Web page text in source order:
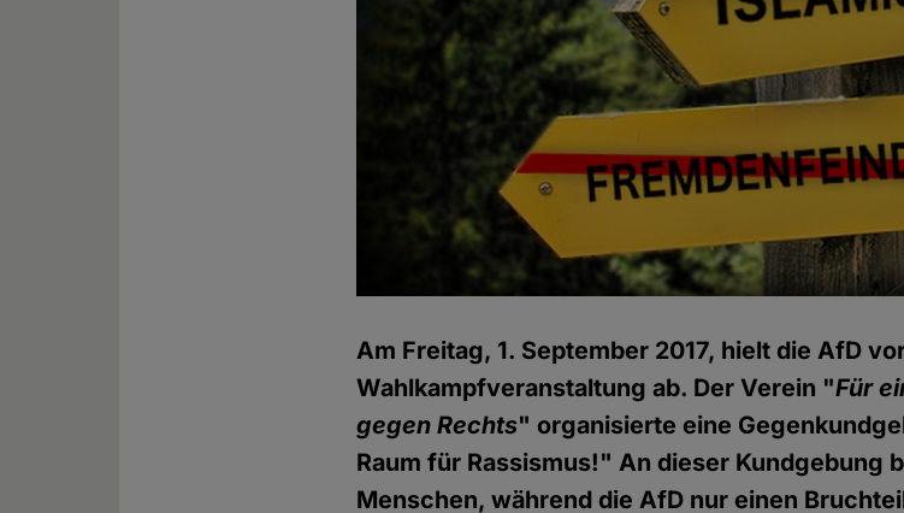
Am Freitag, 1. September 2017, hielt die AfD
Wahlkampfveranstaltung ab. Der Verein "Für
gegen Rechts" organisierte eine
Raum für Rassismus!" An dieser Kundgebung
Menschen, während die AfD nur einen